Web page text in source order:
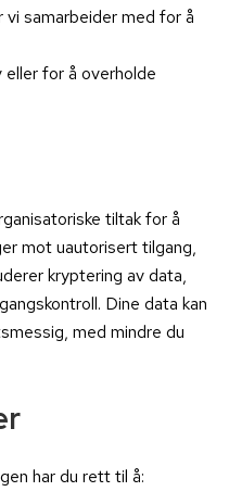
vi samarbeider med for å
eller for å overholde
tiltak for å
mot uautorisert tilgang,
kryptering av data,
Dine data kan
med mindre du
har du rett til å: